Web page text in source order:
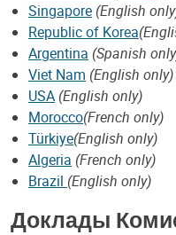
Singapore (English
Republic of Korea
Argentina (Spanish
Viet Nam (English only)
USA (English only)
Morocco(French only)
Türkiye(English only)
Algeria (French only)
Brazil (English only)
Доклады